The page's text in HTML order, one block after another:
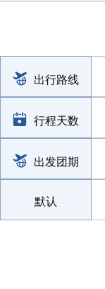
出行路线
行程天数
出发团期
默认